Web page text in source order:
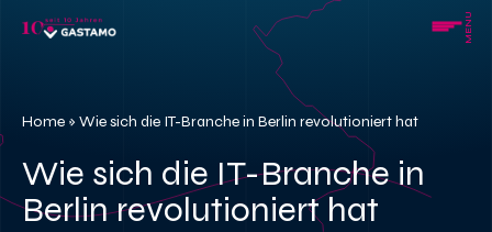
MENU
Home » Wie sich die IT-Branche in Berlin revolutioniert hat
Wie sich die IT-Branche in
Berlin revolutioniert hat